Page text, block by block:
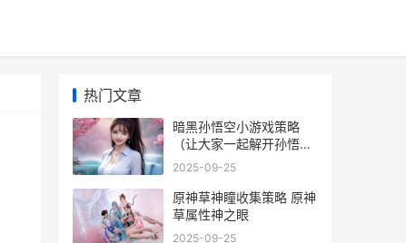
热门文章
暗黑孙悟空小游戏策略
（让大家一起解开孙悟空
的隐藏力量 暗黑孙悟空霸
2025-09-25
原神草神瞳收集策略 原神
草属性神之眼
2025-09-25